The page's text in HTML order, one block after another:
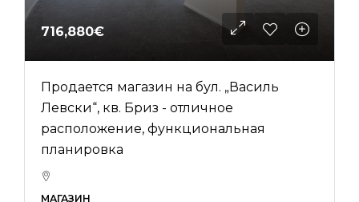
716,880€
Продается магазин на бул. „Василь
Левски“, кв. Бриз - отличное
расположение, функциональная
планировка
МАГАЗИН